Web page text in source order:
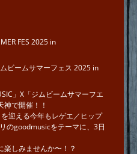
FES 2025 in
ビームサマーフェス 2025 in
」X「ジムビームサマーフエ
で開催！！
迎える今年もレゲエ／ヒップ
のgoodmusicをテーマに、3日
楽しみませんか〜！？